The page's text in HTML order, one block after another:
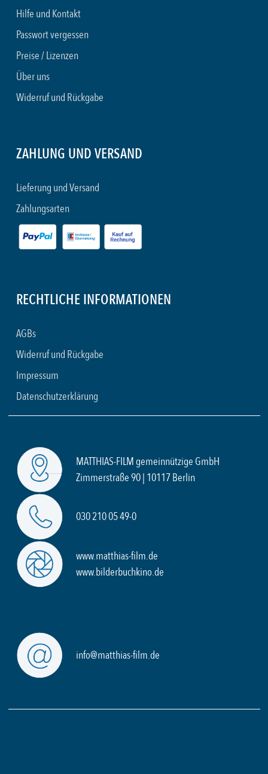
Hilfe und Kontakt
Passwort vergessen
Preise / Lizenzen
Über uns
Widerruf und Rückgabe
ZAHLUNG UND VERSAND
Lieferung und Versand
Zahlungsarten
RECHTLICHE INFORMATIONEN
AGBs
Widerruf und Rückgabe
Impressum
Datenschutzerklärung
MATTHIAS-FILM gemeinnützige GmbH
Zimmerstraße 90 | 10117 Berlin
030 210 05 49-0
www.matthias-film.de
www.bilderbuchkino.de
info@matthias-film.de